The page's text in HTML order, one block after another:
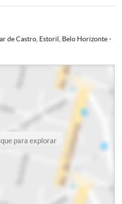
de Castro, Estoril, Belo Horizonte -
para explorar